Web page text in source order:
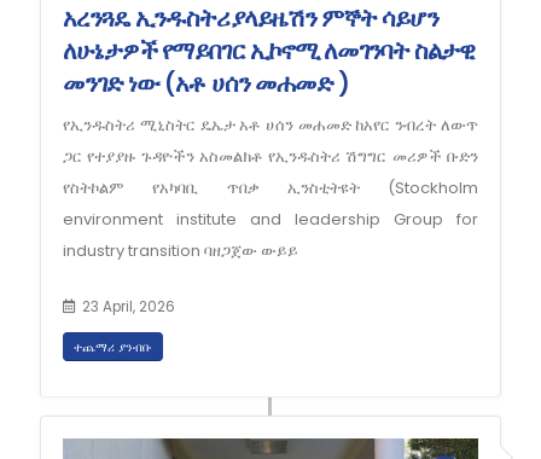
አረንጓዴ ኢንዱስትሪያላይዜሽን ምኞት ሳይሆን
ለሁኔታዎች የማይበገር ኢኮኖሚ ለመገንባት ስልታዊ
መንገድ ነው (አቶ ሀሰን መሐመድ )
የኢንዱስትሪ ሚኒስትር ዴኤታ አቶ ሀሰን መሐመድ ከአየር ንብረት ለውጥ
ጋር የተያያዙ ጉዳዮችን አስመልክቶ የኢንዱስትሪ ሽግግር መሪዎች ቡድን
የስትኮልም የአካባቢ ጥበቃ ኢንስቲትዩት (Stockholm
environment institute and leadership Group for
industry transition ባዘጋጀው ውይይ
23 April, 2026
ተጨማሪ ያንብቡ